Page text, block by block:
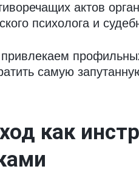
актов
психолога и
самую
как